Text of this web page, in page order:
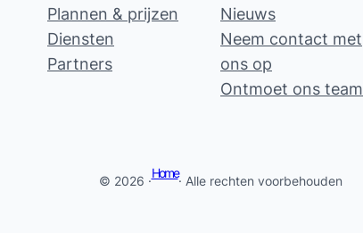
Plannen & prijzen
Diensten
Partners
Nieuws
Neem contact met
ons op
Ontmoet ons team
© 2026 ·
Home
· Alle rechten voorbehouden